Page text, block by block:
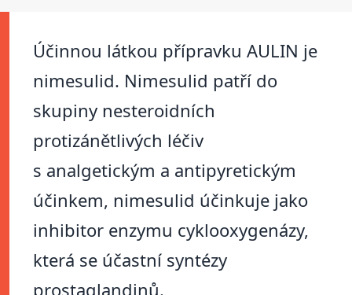
Účinnou látkou přípravku AULIN je
nimesulid. Nimesulid patří do
skupiny nesteroidních
protizánětlivých léčiv
s analgetickým a antipyretickým
účinkem, nimesulid účinkuje jako
inhibitor enzymu cyklooxygenázy,
která se účastní syntézy
prostaglandinů.